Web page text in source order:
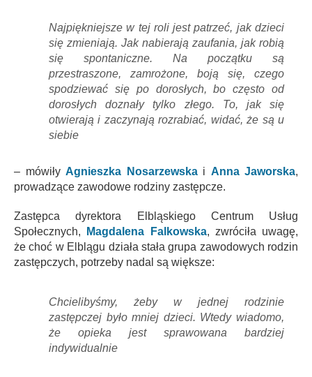
Najpiękniejsze w tej roli jest patrzeć, jak dzieci
się zmieniają. Jak nabierają zaufania, jak robią
się spontaniczne. Na początku są
przestraszone, zamrożone, boją się, czego
spodziewać się po dorosłych, bo często od
dorosłych doznały tylko złego. To, jak się
otwierają i zaczynają rozrabiać, widać, że są u
siebie
– mówiły Agnieszka Nosarzewskai Anna Jaworska,
prowadzące zawodowe rodziny zastępcze.
Zastępca dyrektora Elbląskiego Centrum Usług
Społecznych,
Magdalena Falkowska, zwróciła uwagę,
że choć w Elblągu działa stała grupa zawodowych rodzin
zastępczych, potrzeby nadal są większe:
Chcielibyśmy, żeby w jednej rodzinie
zastępczej było mniej dzieci. Wtedy wiadomo,
że opieka jest sprawowana bardziej
indywidualnie